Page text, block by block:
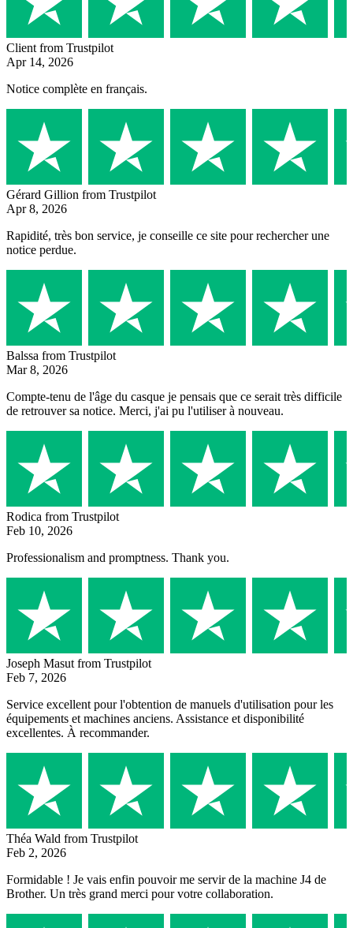
Client from Trustpilot
Apr 14, 2026
Notice complète en français.
Gérard Gillion from Trustpilot
Apr 8, 2026
Rapidité, très bon service, je conseille ce site pour rechercher une
notice perdue.
Balssa from Trustpilot
Mar 8, 2026
Compte-tenu de l'âge du casque je pensais que ce serait très difficile
de retrouver sa notice. Merci, j'ai pu l'utiliser à nouveau.
Rodica from Trustpilot
Feb 10, 2026
Professionalism and promptness. Thank you.
Joseph Masut from Trustpilot
Feb 7, 2026
Service excellent pour l'obtention de manuels d'utilisation pour les
équipements et machines anciens. Assistance et disponibilité
excellentes. À recommander.
Théa Wald from Trustpilot
Feb 2, 2026
Formidable ! Je vais enfin pouvoir me servir de la machine J4 de
Brother. Un très grand merci pour votre collaboration.